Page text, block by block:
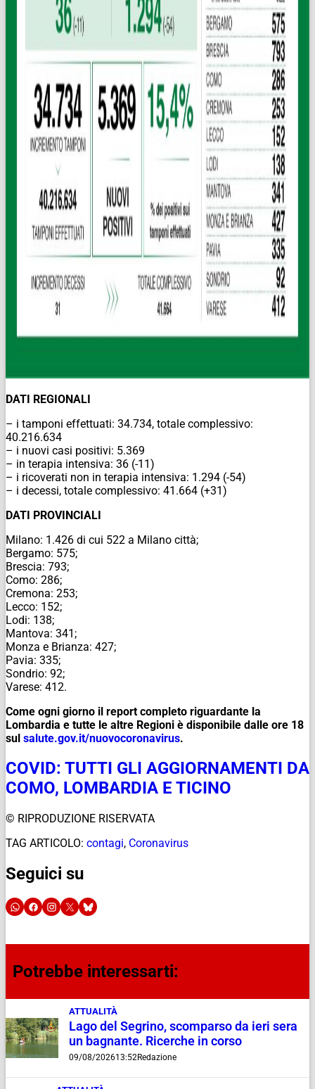
DATI REGIONALI
– i tamponi effettuati: 34.734, totale complessivo:
40.216.634
– i nuovi casi positivi: 5.369
– in terapia intensiva: 36 (-11)
– i ricoverati non in terapia intensiva: 1.294 (-54)
– i decessi, totale complessivo: 41.664 (+31)
DATI PROVINCIALI
Milano: 1.426 di cui 522 a Milano città;
Bergamo: 575;
Brescia: 793;
Como: 286;
Cremona: 253;
Lecco: 152;
Lodi: 138;
Mantova: 341;
Monza e Brianza: 427;
Pavia: 335;
Sondrio: 92;
Varese: 412.
Come ogni giorno il report completo riguardante la
Lombardia e tutte le altre Regioni è disponibile dalle ore 18
sul salute.gov.it/nuovocoronavirus.
COVID: TUTTI GLI AGGIORNAMENTI DA
COMO, LOMBARDIA E TICINO
© RIPRODUZIONE RISERVATA
TAG ARTICOLO: contagi, Coronavirus
Seguici su
Potrebbe interessarti:
ATTUALITÀ
Lago del Segrino, scomparso da ieri sera
un bagnante. Ricerche in corso
09/08/202613:52Redazione